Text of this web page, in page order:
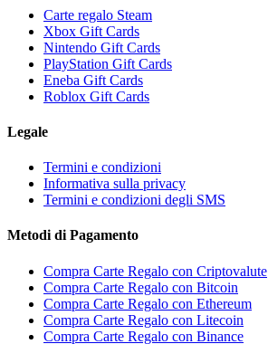
Carte regalo Steam
Xbox Gift Cards
Nintendo Gift Cards
PlayStation Gift Cards
Eneba Gift Cards
Roblox Gift Cards
Legale
Termini e condizioni
Informativa sulla privacy
Termini e condizioni degli SMS
Metodi di Pagamento
Compra Carte Regalo con Criptovalute
Compra Carte Regalo con Bitcoin
Compra Carte Regalo con Ethereum
Compra Carte Regalo con Litecoin
Compra Carte Regalo con Binance